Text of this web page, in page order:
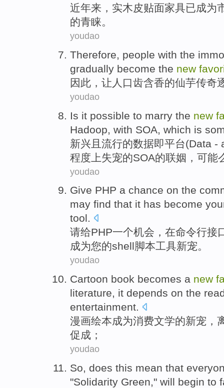
近年来，实木皮贴面家具已成为
的青睐。
youdao
Therefore, people with the
gradually become the new
因此 ， 让人 口齿含香的仙芋传奇
youdao
Is it possible to marry the new
Hadoop with SOA which is
新兴且 流行的数据即平台(Data -
程度上失宠的SOA的联姻 ， 可能
youdao
Give PHP a chance on the
may find that it has become
tool.
请给PHP一个机会 ， 在命令行接
成为您的shell脚本工具新宠。
youdao
Cartoon book becomes a new
literature, it depends on the
entertainment.
漫画绘本成为消费文学的新宠，
促成；
youdao
So, does this mean that
"Solidarity Green," will begin to